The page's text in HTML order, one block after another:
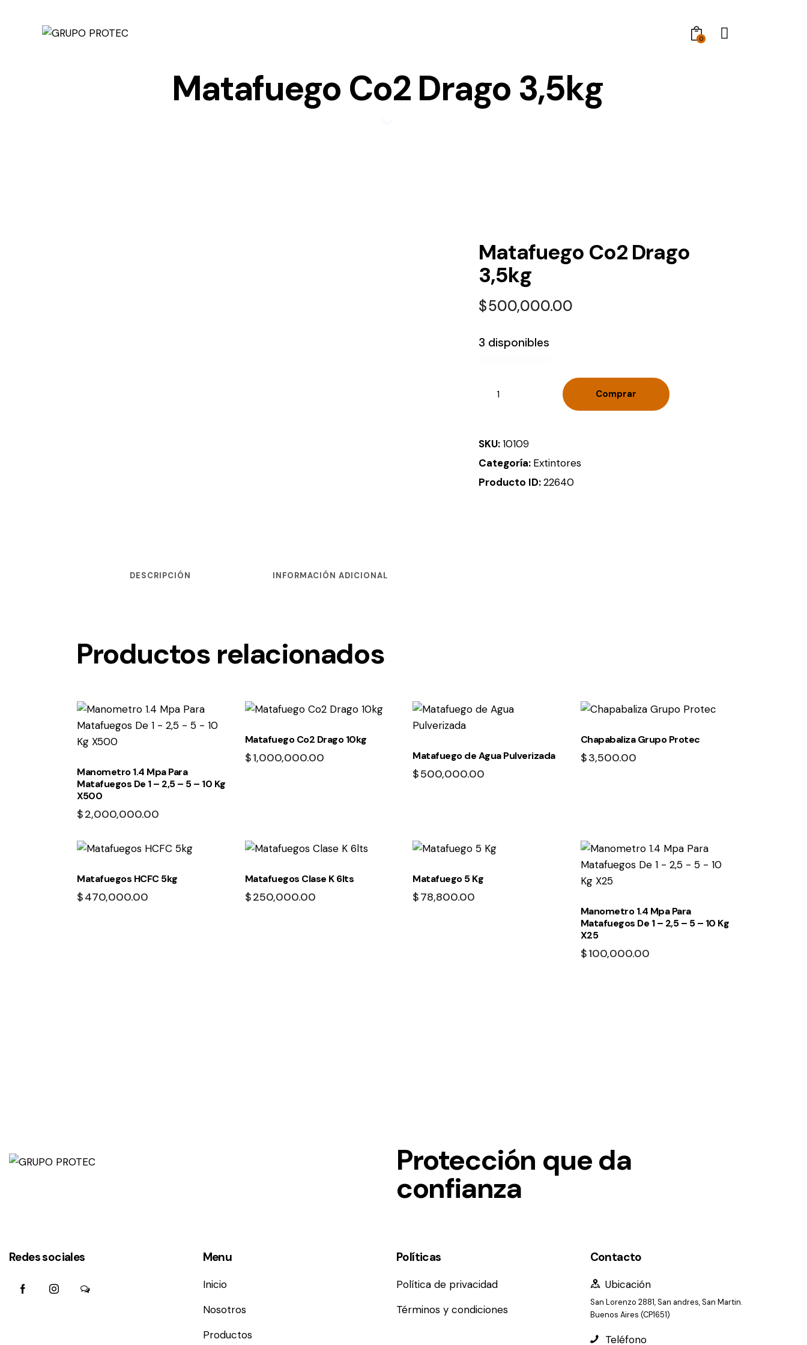
0
Matafuego Co2 Drago 3,5kg
Matafuego Co2 Drago
3,5kg
$500,000.00
3 disponibles
Comprar
SKU:10109
Categoría: Extintores
Producto ID:22640
DESCRIPCIÓN INFORMACIÓN ADICIONAL
Productos relacionados
Manometro 1.4 Mpa Para
Matafuegos De 1 – 2,5 – 5 – 10 Kg
X500
$2,000,000.00
Matafuego Co2 Drago 10kg
$1,000,000.00 Matafuego de Agua Pulverizada
$500,000.00
Chapabaliza Grupo Protec
$3,500.00
Matafuegos HCFC 5kg
$470,000.00
Matafuegos Clase K 6lts
$250,000.00
Matafuego 5 Kg
$78,800.00
Manometro 1.4 Mpa Para
Matafuegos De 1 – 2,5 – 5 – 10 Kg
X25
$100,000.00
Protección que da
confianza
Redes sociales Menu
Inicio
Nosotros
Productos
Políticas
Política de privacidad
Términos y condiciones
Contacto
Ubicación
San Lorenzo 2881, San andres, San Martin.
Buenos Aires (CP1651)
Teléfono